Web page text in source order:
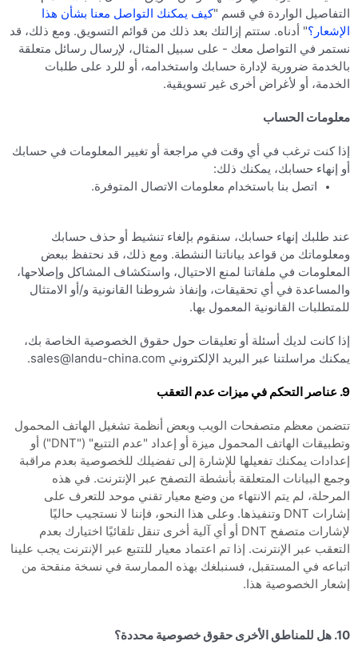
التفاصيل الواردة في قسم "كيف يمكنك التواصل معنا بشأن هذا
الإشعار؟" أدناه. ستتم إزالتك بعد ذلك من قوائم التسويق. ومع ذلك، قد
نستمر في التواصل معك - على سبيل المثال، لإرسال رسائل متعلقة
بالخدمة ضرورية لإدارة حسابك واستخدامه، أو للرد على طلبات
الخدمة، أو لأغراض أخرى غير تسويقية.
معلومات الحساب
إذا كنت ترغب في أي وقت في مراجعة أو تغيير المعلومات في حسابك
أو إنهاء حسابك، يمكنك ذلك:
اتصل بنا باستخدام معلومات الاتصال المتوفرة.
عند طلبك إنهاء حسابك، سنقوم بإلغاء تنشيط أو حذف حسابك
ومعلوماتك من قواعد بياناتنا النشطة. ومع ذلك، قد نحتفظ ببعض
المعلومات في ملفاتنا لمنع الاحتيال، واستكشاف المشاكل وإصلاحها،
والمساعدة في أي تحقيقات، وإنفاذ شروطنا القانونية و/أو الامتثال
للمتطلبات القانونية المعمول بها.
إذا كانت لديك أسئلة أو تعليقات حول حقوق الخصوصية الخاصة بك،
يمكنك مراسلتنا عبر البريد الإلكتروني sales@landu-china.com.
9. عناصر التحكم في ميزات عدم التعقب
تتضمن معظم متصفحات الويب وبعض أنظمة تشغيل الهاتف المحمول
وتطبيقات الهاتف المحمول ميزة أو إعداد "عدم التتبع" ("DNT") أو
إعدادات يمكنك تفعيلها للإشارة إلى تفضيلك للخصوصية بعدم مراقبة
وجمع البيانات المتعلقة بأنشطة التصفح عبر الإنترنت. في هذه
المرحلة، لم يتم الانتهاء من وضع معيار تقني موحد للتعرف على
إشارات DNT وتنفيذها. وعلى هذا النحو، فإننا لا نستجيب حاليًا
لإشارات متصفح DNT أو أي آلية أخرى تنقل تلقائيًا اختيارك بعدم
التعقب عبر الإنترنت. إذا تم اعتماد معيار للتتبع عبر الإنترنت يجب علينا
اتباعه في المستقبل، فسنبلغك بهذه الممارسة في نسخة منقحة من
إشعار الخصوصية هذا.
10. هل للمناطق الأخرى حقوق خصوصية محددة؟